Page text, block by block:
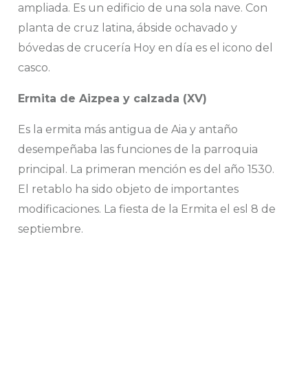
ampliada. Es un edificio de una sola nave. Con
planta de cruz latina, ábside ochavado y
bóvedas de crucería Hoy en día es el icono del
casco.
Ermita de Aizpea y calzada (XV)
Es la ermita más antigua de Aia y antaño
desempeñaba las funciones de la parroquia
principal. La primeran mención es del año 1530.
El retablo ha sido objeto de importantes
modificaciones. La fiesta de la Ermita el esl 8 de
septiembre.